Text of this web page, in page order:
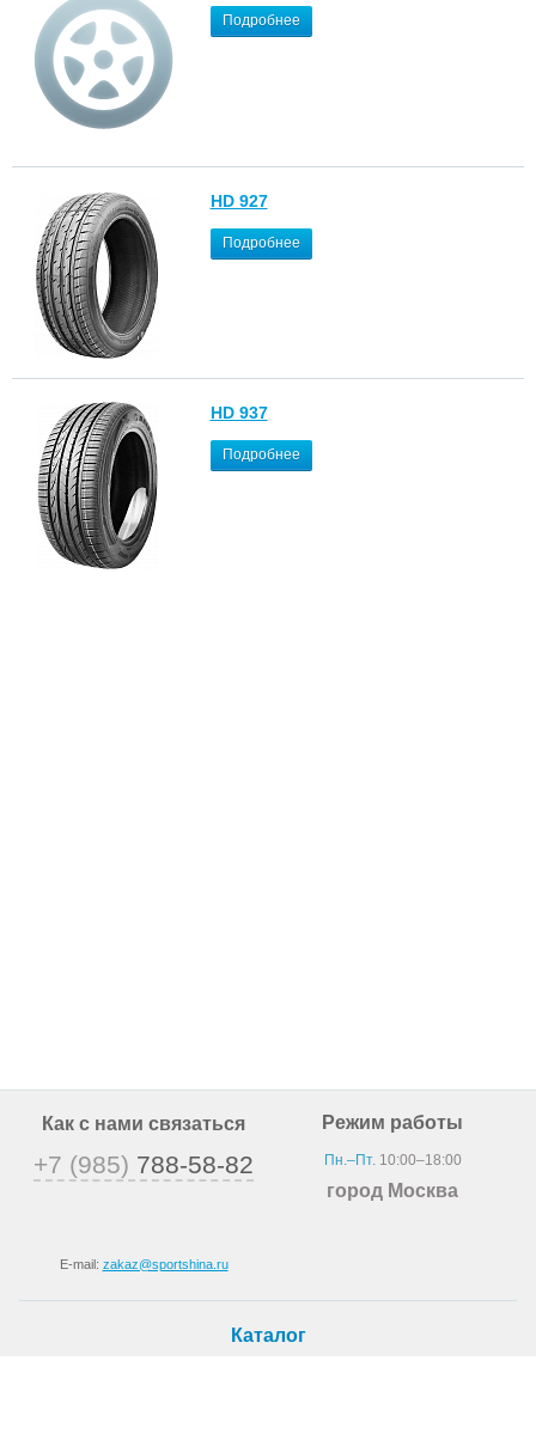
Подробнее
HD 927
Подробнее
HD 937
Подробнее
Как с нами связаться
+7 (985) 788-58-82
E-mail: zakaz@sportshina.ru
Режим работы
Пн.–Пт.10:00–18:00
город Москва
Каталог